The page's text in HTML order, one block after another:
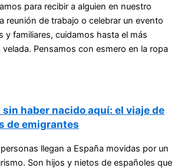
para recibir a alguien en nuestro
reunión de trabajo o celebrar un evento
y familiares, cuidamos hasta el más
velada. Pensamos con esmero en la ropa
sin haber nacido aquí: el viaje de
de emigrantes
llegan a España movidas por un
Son hijos y nietos de españoles que